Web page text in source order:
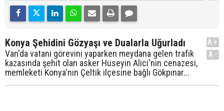
Konya Şehidini Gözyaşı ve Dualarla Uğurladı
Van'da vatani görevini yaparken meydana gelen trafik
kazasında şehit olan asker Hüseyin Alici'nin cenazesi,
memleketi Konya'nın Çeltik ilçesine bağlı Gökpınar...
A+
A-